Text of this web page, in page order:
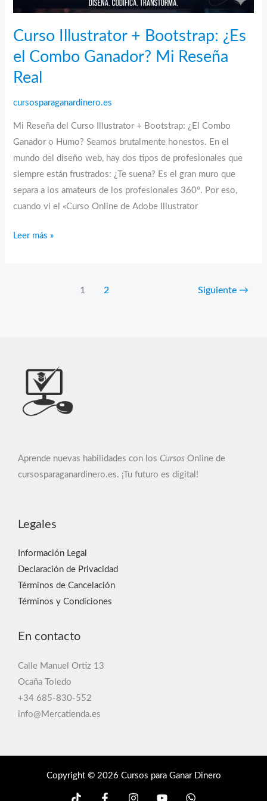
Curso Illustrator + Bootstrap: ¿Es
el Combo Ganador? Mi Reseña
Real
cursosparaganardinero.es
Mi Reseña del Curso Illustrator + Bootstrap: ¿El Combo
Ganador o Humo? Seamos brutalmente honestos. En el
mundo del diseño web, hay dos tipos de profesionales que
siempre están frustrados: ¿Te suena? Es el gran muro que
separa a los amateurs de los profesionales 360°. Por eso,
cuando vi el «Curso Online de Adobe Illustrator
Curso
Reseña
Real
Leer más »
1 2 Siguiente →
Aprende nuevas habilidades con los Cursos Online de
cursosparaganardinero.es. ¡Tu futuro es digital!
Legales
Información Legal
Declaración de Privacidad
Términos de Cancelación
Términos y Condiciones
En contacto
Calle Manuel Ortiz 13
Ocaña Toledo
+34 685-830-552
info@Mercatienda.es
Copyright © 2026 Cursos para Ganar Dinero